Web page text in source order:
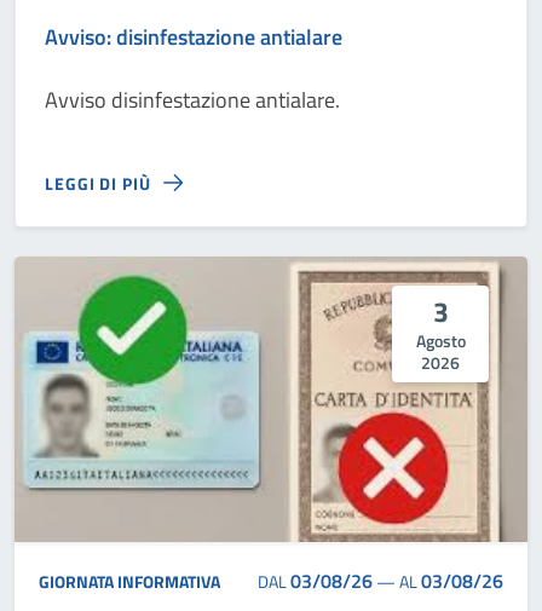
Avviso: disinfestazione antialare
Avviso disinfestazione antialare.
LEGGI DI PIÙ
3
Agosto
2026
GIORNATA INFORMATIVA DAL03/08/26—AL03/08/26